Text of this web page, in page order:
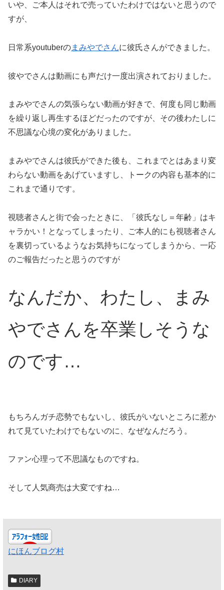
いや、ご本人はそれで売っていたわけではないと思うので
すが、
日常系youtuberのまみやでさんに彼氏さんができました。
彼やでさんは動画にも声だけ一度出演されておりました。
まみやでさんの気張らない動画が好きで、何度も同じ動画
を繰り返し再生するほどだったのですが、その後わたしに
不思議な心境の変化がありました。
まみやでさんは彼氏ができた後も、これまでとはあまり変
わらない動画をあげていますし、トークの内容も基本的に
これまで通りです。
視聴者さんと街で会ったときに、「彼氏なし＝年齢」はキ
ャラかい！となってしまったり、ご本人的にも視聴者さん
を裏切っているようなお気持ちになってしまうから、一応
のご報告だったと思うのですが
なんだか、わたし、まみ
やでさんを卒業しそうな
のです…
もちろんガチ恋勢でもないし、彼氏がいないところに惹か
れて見ていたわけでもないのに、なぜなんだろう。
ファン心理って不思議なものですね。
そして人気商売は大変ですね…
にほんブログ村
DIARY